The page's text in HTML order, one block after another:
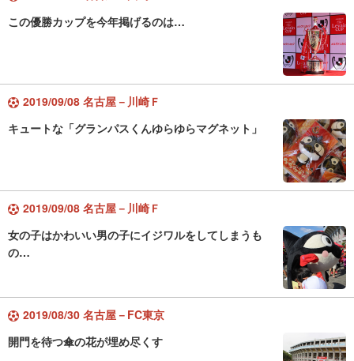
この優勝カップを今年掲げるのは…
2019/09/08 名古屋－川崎Ｆ
キュートな「グランパスくんゆらゆらマグネット」
2019/09/08 名古屋－川崎Ｆ
女の子はかわいい男の子にイジワルをしてしまうも
の…
2019/08/30 名古屋－FC東京
開門を待つ傘の花が埋め尽くす